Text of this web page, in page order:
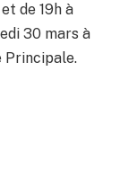
de 19h à
30 mars à
Principale.